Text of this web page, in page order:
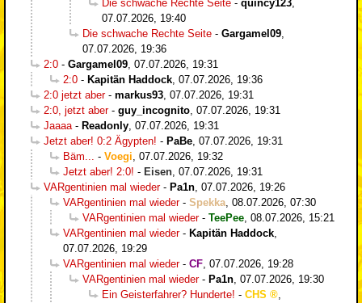
Die schwache Rechte Seite - quincy123,
07.07.2026, 19:40
Die schwache Rechte Seite - Gargamel09,
07.07.2026, 19:36
2:0 - Gargamel09, 07.07.2026, 19:31
2:0 - Kapitän Haddock, 07.07.2026, 19:36
2:0 jetzt aber- markus93, 07.07.2026, 19:31
2:0, jetzt aber- guy_incognito, 07.07.2026, 19:31
Jaaaa- Readonly, 07.07.2026, 19:31
Jetzt aber! 0:2 Ägypten! - PaBe, 07.07.2026, 19:31
Bäm... - Voegi, 07.07.2026, 19:32
Jetzt aber! 2:0! - Eisen, 07.07.2026, 19:31
VARgentinien mal wieder- Pa1n, 07.07.2026, 19:26
VARgentinien mal wieder- Spekka, 08.07.2026, 07:30
VARgentinien mal wieder- TeePee, 08.07.2026, 15:21
VARgentinien mal wieder- Kapitän Haddock,
07.07.2026, 19:29
VARgentinien mal wieder- CF, 07.07.2026, 19:28
VARgentinien mal wieder- Pa1n, 07.07.2026, 19:30
Ein Geisterfahrer? Hunderte! - CHS
,